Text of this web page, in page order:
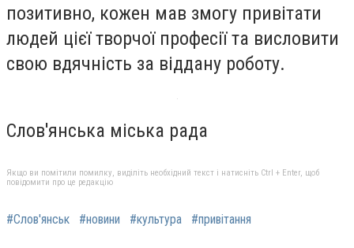
позитивно, кожен мав змогу привітати
людей цієї творчої професії та висловити
свою вдячність за віддану роботу.
Слов'янська міська рада
Якщо ви помітили помилку, виділіть необхідний текст і натисніть Ctrl + Enter, щоб
повідомити про це редакцію
#Слов'янськ #новини #культура #привітання